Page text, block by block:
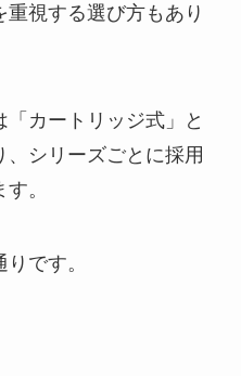
重視する選び方もあり
「カートリッジ式」と
、シリーズごとに採用
。
です。